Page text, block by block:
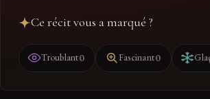
Ce récit vous a marqué ?
Troublant0 Fascinant0